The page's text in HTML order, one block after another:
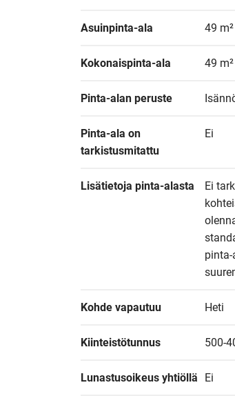
Asuinpinta-ala 49 m²
Kokonaispinta-ala 49 m²
Pinta-alan peruste
Pinta-ala on
tarkistusmitattu
Ei
Lisätietoja pinta-alasta
Ei
Kohde vapautuu Heti
Kiinteistötunnus 500-
Lunastusoikeus yhtiöllä Ei